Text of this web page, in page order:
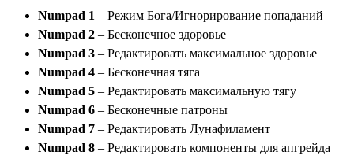
Numpad 1 – Режим Бога/Игнорирование попаданий
Numpad 2 – Бесконечное здоровье
Numpad 3 – Редактировать максимальное здоровье
Numpad 4 – Бесконечная тяга
Numpad 5 – Редактировать максимальную тягу
Numpad 6 – Бесконечные патроны
Numpad 7 – Редактировать Лунафиламент
Numpad 8 – Редактировать компоненты для апгрейда